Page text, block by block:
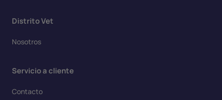
Distrito Vet
Nosotros
Servicio a cliente
Contacto